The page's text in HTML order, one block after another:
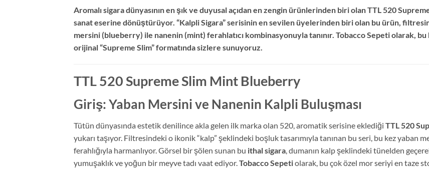
Aromalı sigara dünyasının en şık ve duyusal açıdan en zengin ürünlerinden biri olan TTL 520
sanat eserine dönüştürüyor. “Kalpli Sigara” serisinin en sevilen üyelerinden biri olan bu ürün,
mersini (blueberry) ile nanenin (mint) ferahlatıcı kombinasyonuyla tanınır. Tobacco Sepeti olarak,
orijinal “Supreme Slim” formatında sizlere sunuyoruz.
TTL 520 Supreme Slim Mint Blueberry
Giriş: Yaban Mersini ve Nanenin Kalpli Buluşması
Tütün dünyasında estetik denilince akla gelen ilk marka olan 520, aromatik serisine eklediği TTL 520
yukarı taşıyor. Filtresindeki o ikonik “kalp” şeklindeki boşluk tasarımıyla tanınan bu seri, bu kez yaban
ferahlığıyla harmanlıyor. Görsel bir şölen sunan bu ithal sigara, dumanın kalp şeklindeki tünelden
yumuşaklık ve yoğun bir meyve tadı vaat ediyor.Tobacco Sepetiolarak, bu çok özel mor seriyi en taze